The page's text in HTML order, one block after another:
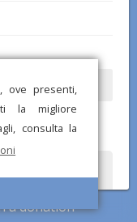
ove presenti,
la migliore
consulta la
a donation